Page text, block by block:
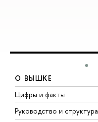
О ВЫШКЕ
Цифры и факты
Руководство и структура